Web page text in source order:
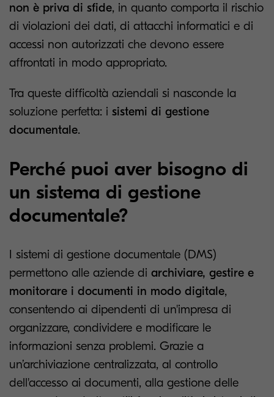
non è priva di sfide, in quanto comporta il rischio
di violazioni dei dati, di attacchi informatici e di
accessi non autorizzati che devono essere
affrontati in modo appropriato.
Tra queste difficoltà aziendali si nasconde la
soluzione perfetta: i sistemi di gestione
documentale.
Perché puoi aver bisogno di
un sistema di gestione
documentale?
I sistemi di gestione documentale (DMS)
permettono alle aziende di archiviare, gestire e
monitorare i documenti in modo digitale,
consentendo ai dipendenti di un'impresa di
organizzare, condividere e modificare le
informazioni senza problemi. Grazie a
un’archiviazione centralizzata, al controllo
dell'accesso ai documenti, alla gestione delle